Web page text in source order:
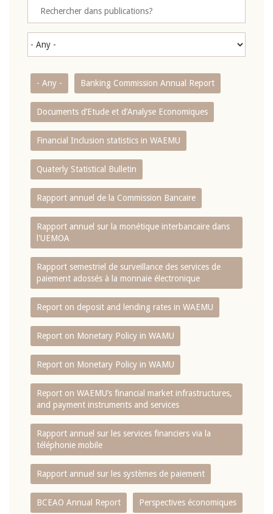
- Any - Banking Commission Annual Report
Documents d’Etude et d’Analyse Economiques
Financial Inclusion statistics in WAEMU
Quaterly Statistical Bulletin
Rapport annuel de la Commission Bancaire
Rapport annuel sur la monétique interbancaire dans
l'UEMOA
Rapport semestriel de surveillance des services de
paiement adossés à la monnaie électronique
Report on deposit and lending rates in WAEMU
Report on Monetary Policy in WAMU
Report on Monetary Policy in WAMU
Report on WAEMU’s financial market infrastructures,
and payment instruments and services
Rapport annuel sur les services financiers via la
téléphonie mobile
Rapport annuel sur les systèmes de paiement
BCEAO Annual Report Perspectives économiques